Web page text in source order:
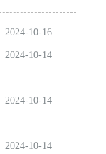
2024-10-16
2024-10-14
2024-10-14
2024-10-14